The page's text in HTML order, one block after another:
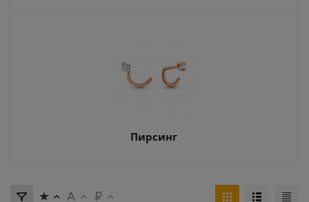
Пирсинг